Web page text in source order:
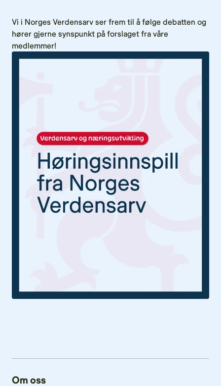
Vi i Norges Verdensarv ser frem til å følge debatten og
hører gjerne synspunkt på forslaget fra våre
medlemmer!
Om oss